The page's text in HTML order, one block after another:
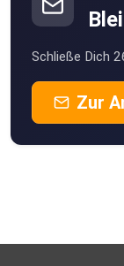
Schließe Dich
Zur